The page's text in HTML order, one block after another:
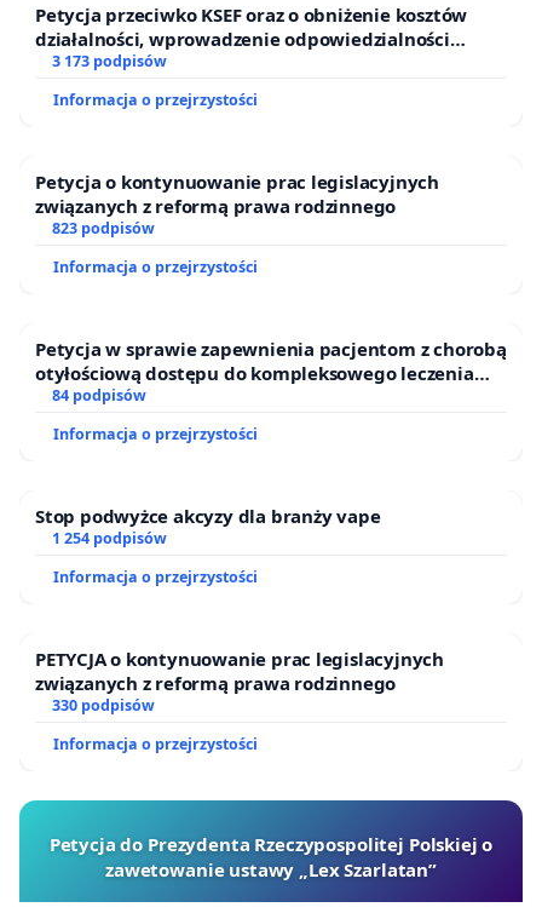
Petycja przeciwko KSEF oraz o obniżenie kosztów
działalności, wprowadzenie odpowiedzialności
finansowej kluczowych urzędników i sędziów
3 173 podpisów
Informacja o przejrzystości
Petycja o kontynuowanie prac legislacyjnych
związanych z reformą prawa rodzinnego
823 podpisów
Informacja o przejrzystości
Petycja w sprawie zapewnienia pacjentom z chorobą
otyłościową dostępu do kompleksowego leczenia
oraz programów profilaktycznych.
84 podpisów
Informacja o przejrzystości
Stop podwyżce akcyzy dla branży vape
1 254 podpisów
Informacja o przejrzystości
PETYCJA o kontynuowanie prac legislacyjnych
związanych z reformą prawa rodzinnego
330 podpisów
Informacja o przejrzystości
Petycja do Prezydenta Rzeczypospolitej Polskiej o
zawetowanie ustawy „Lex Szarlatan”